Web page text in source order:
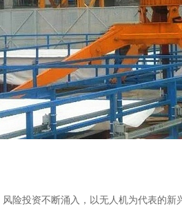
险投资不断涌入，以无人机为代表的新